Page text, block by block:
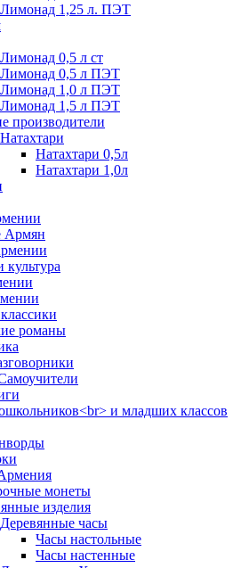
Лимонад 1,25 л. ПЭТ
Лимонад 0,5 л ст
Лимонад 0,5 л ПЭТ
Лимонад 1,0 л ПЭТ
Лимонад 1,5 л ПЭТ
производители
Натахтари
Натахтари 0,5л
Натахтари 1,0л
Армян
культура
романы
и младших классов
монеты
изделия
Деревянные часы
Часы настольные
Часы настенные